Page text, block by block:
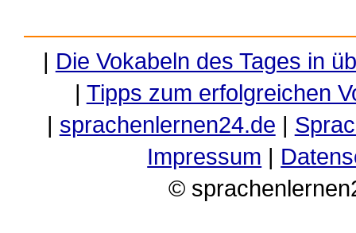
| Die Vokabeln des Tages in
| Tipps zum erfolgreichen
| sprachenlernen24.de |
Impressum |
©